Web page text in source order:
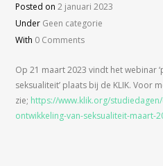
Posted on2 januari 2023
Under Geen categorie
With 0 Comments
Op 21 maart 2023 vindt het webinar
seksualiteit’ plaats bij de KLIK. Voor
zie; https://www.klik.org/
ontwikkeling-van-seksualiteit-maart-